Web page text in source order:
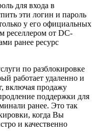
для входа в
эти логин и пароль
у его официальных
реселлером от DC-
ранее ресурс
по разблокировке
работает удаленно и
включая продажу
поддержки для
ранее. Это так
когда Вы
и качественно